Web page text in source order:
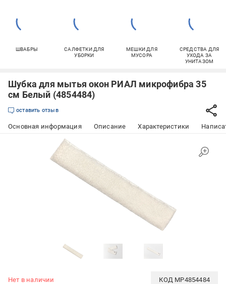
ШВАБРЫ
САЛФЕТКИ ДЛЯ
УБОРКИ
МЕШКИ ДЛЯ
МУСОРА
СРЕДСТВА ДЛЯ
УХОДА ЗА
УНИТАЗОМ
Шубка для мытья окон РИАЛ микрофибра 35
см Белый (4854484)
оставить отзыв
Основная информация Описание Характеристики
Нет в наличии КОД MP4854484